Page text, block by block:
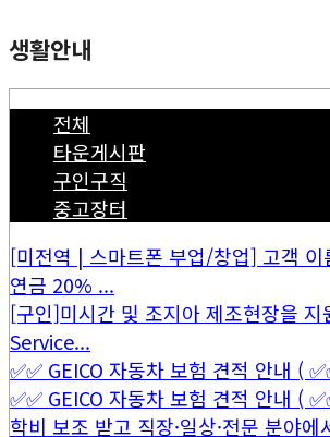
생활안내
전체
타운게시판
구인구직
중고장터
[미전역 | 스마트폰 부업/창업] 고객 이
연금 20% ...
[구인]미시간 및 조지아 제조현장을
Service...
✅✅ GEICO 자동차 보험 견적 안내 (
✅✅ GEICO 자동차 보험 견적 안내 (
학비 보조 받고 직장·일상·전문 분야